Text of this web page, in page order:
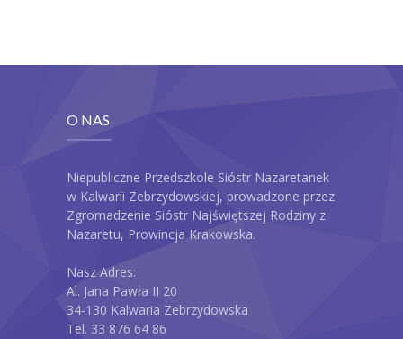
O NAS
Niepubliczne Przedszkole Sióstr Nazaretanek
w Kalwarii Zebrzydowskiej, prowadzone przez
Zgromadzenie Sióstr Najświętszej Rodziny z
Nazaretu, Prowincja Krakowska.
Nasz Adres:
Al. Jana Pawła II 20
34-130 Kalwaria Zebrzydowska
Tel. 33 876 64 86